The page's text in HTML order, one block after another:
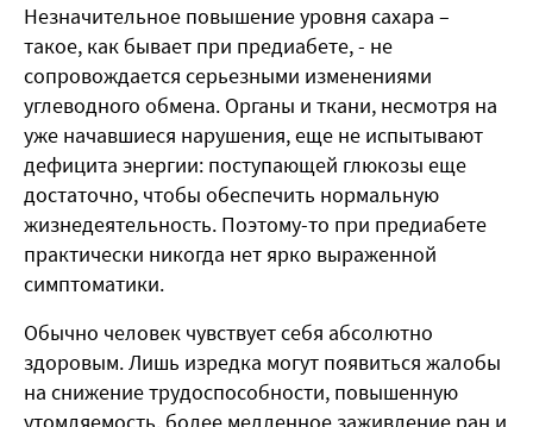
Незначительное повышение уровня сахара –
такое, как бывает при предиабете, - не
сопровождается серьезными изменениями
углеводного обмена. Органы и ткани, несмотря на
уже начавшиеся нарушения, еще не испытывают
дефицита энергии: поступающей глюкозы еще
достаточно, чтобы обеспечить нормальную
жизнедеятельность. Поэтому-то при предиабете
практически никогда нет ярко выраженной
симптоматики.
Обычно человек чувствует себя абсолютно
здоровым. Лишь изредка могут появиться жалобы
на снижение трудоспособности, повышенную
утомляемость, более медленное заживление ран и